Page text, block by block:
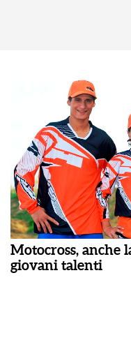
Motocross, anche
giovani talenti